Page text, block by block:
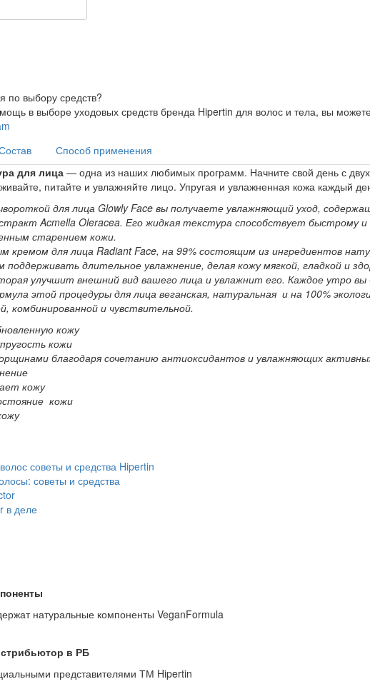
по выбору средств?
в выборе уходовых средств бренда Hipertin для волос и тела, вы
Способ применения
для лица — одна из наших любимых программ. Начните свой день с
питайте и увлажняйте лицо. Упругая и увлажненная кожа каждый
для лица Glowly Face вы получаете увлажняющий уход,
Acmella Oleracea. Его жидкая текстура способствует быстрому
старением кожи.
кремом для лица Radiant Face, на 99% состоящим из ингредиентов
длительное увлажнение, делая кожу мягкой, гладкой и
улучшит внешний вид вашего лица и увлажнит его. Каждое утро
этой процедуры для лица веганская, натуральная и на 100%
комбинированной и чувствительной.
кожу
кожи
благодаря сочетанию антиоксидантов и увлажняющих
кожу
кожи
советы и средства
в деле
натуральные компоненты VeganFormula
в РБ
представителями ТМ Hipertin